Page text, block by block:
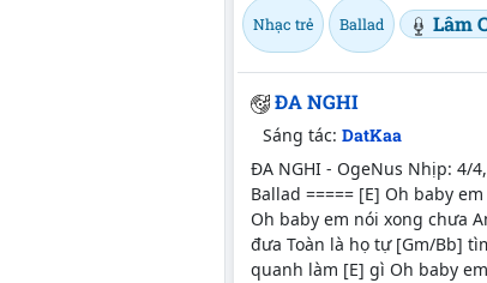
Nhạc trẻ Ballad Lâm
ĐA NGHI
Sáng tác:DatKaa
ĐA NGHI - OgeNus Nhịp: 4/
Ballad ===== [E] Oh baby
Oh baby em nói xong chưa
đưa Toàn là họ tự [Gm/Bb]
quanh làm [E] gì Oh baby